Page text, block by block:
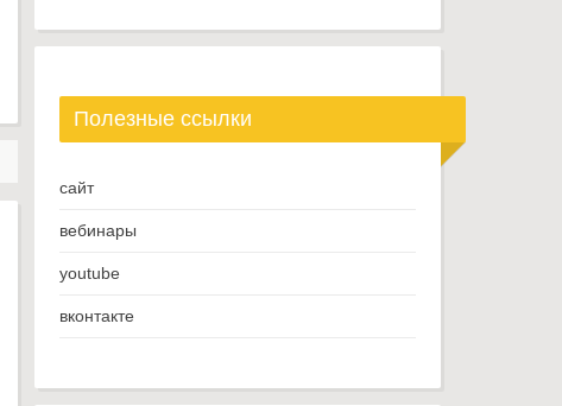
Полезные ссылки
сайт
вебинары
youtube
вконтакте